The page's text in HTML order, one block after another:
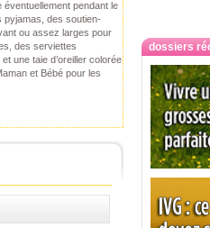
pendant le
pyjamas, des soutien-
ou assez larges pour
des serviettes
une taie d’oreiller colorée
et Bébé pour les
dossiers